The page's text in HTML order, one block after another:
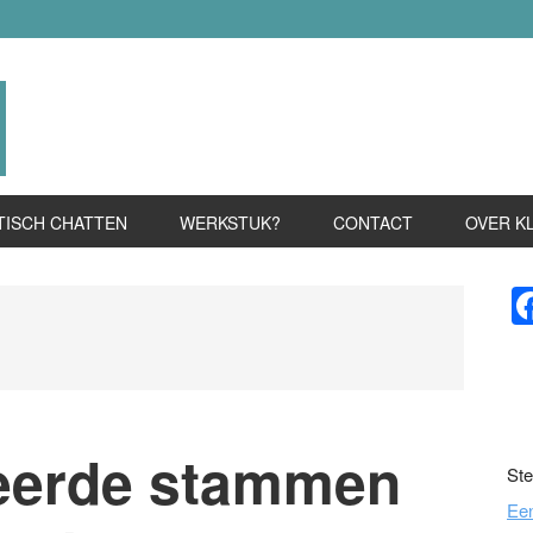
CHATTEN WERKSTUK? CONTACT OVER
stammen